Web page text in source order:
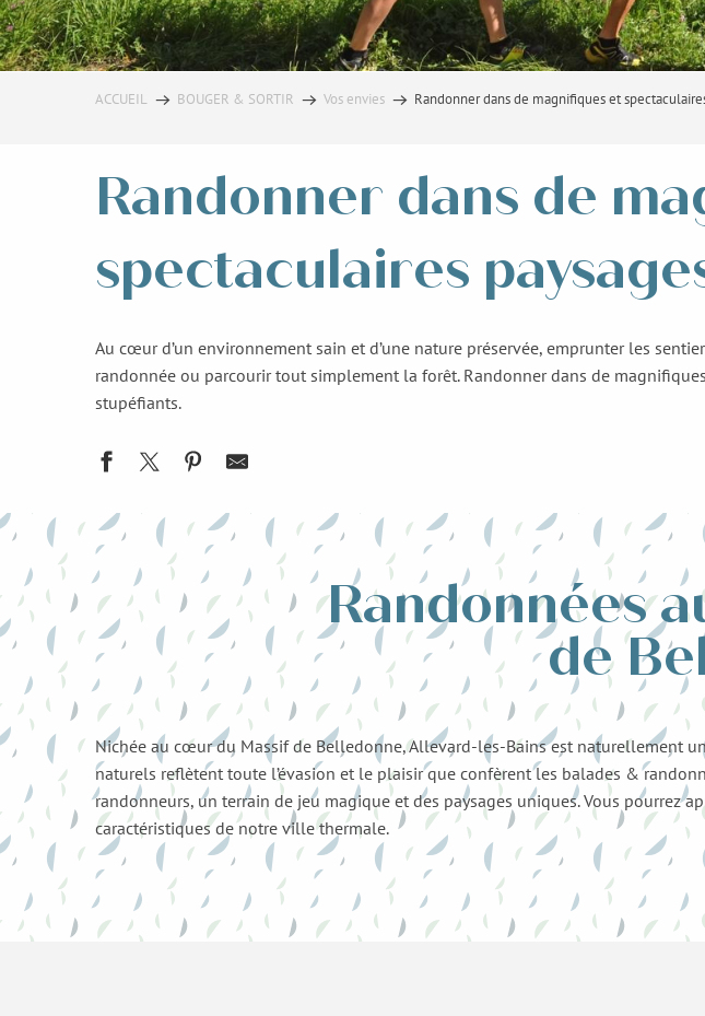
ACCUEIL BOUGER & SORTIR Vos envies Randonner dans de magnifiques et
Randonner dans de
spectaculaires
Au cœur d’un environnement sain et d’une nature préservée, emprunter les
randonnée ou parcourir tout simplement la forêt. Randonner dans de
stupéfiants.
Randonnées
de
Nichée au cœur du Massif de Belledonne, Allevard-les-Bains est naturellement
naturels reflètent toute l’évasion et le plaisir que confèrent les balades &
randonneurs, un terrain de jeu magique et des paysages uniques. Vous pourrez
caractéristiques de notre ville thermale.